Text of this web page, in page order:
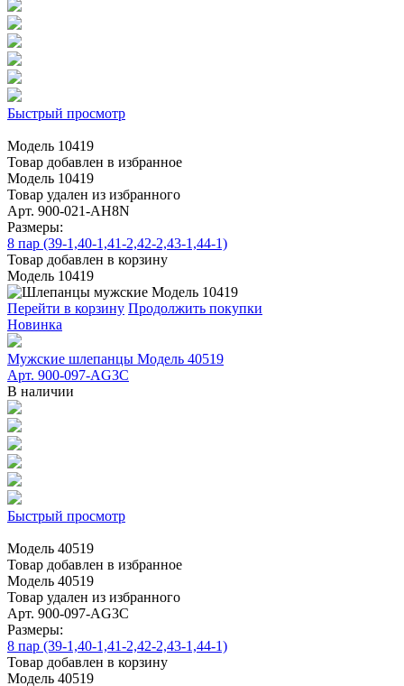
Быстрый просмотр
Модель 10419
Товар добавлен в избранное
Модель 10419
Товар удален из избранного
Арт. 900-021-AH8N
Размеры:
8 пар (39-1,40-1,41-2,42-2,43-1,44-1)
Товар добавлен в корзину
Модель 10419
Перейти в корзину Продолжить покупки
Новинка
Мужские шлепанцы Модель 40519
Арт. 900-097-AG3C
В наличии
Быстрый просмотр
Модель 40519
Товар добавлен в избранное
Модель 40519
Товар удален из избранного
Арт. 900-097-AG3C
Размеры:
8 пар (39-1,40-1,41-2,42-2,43-1,44-1)
Товар добавлен в корзину
Модель 40519